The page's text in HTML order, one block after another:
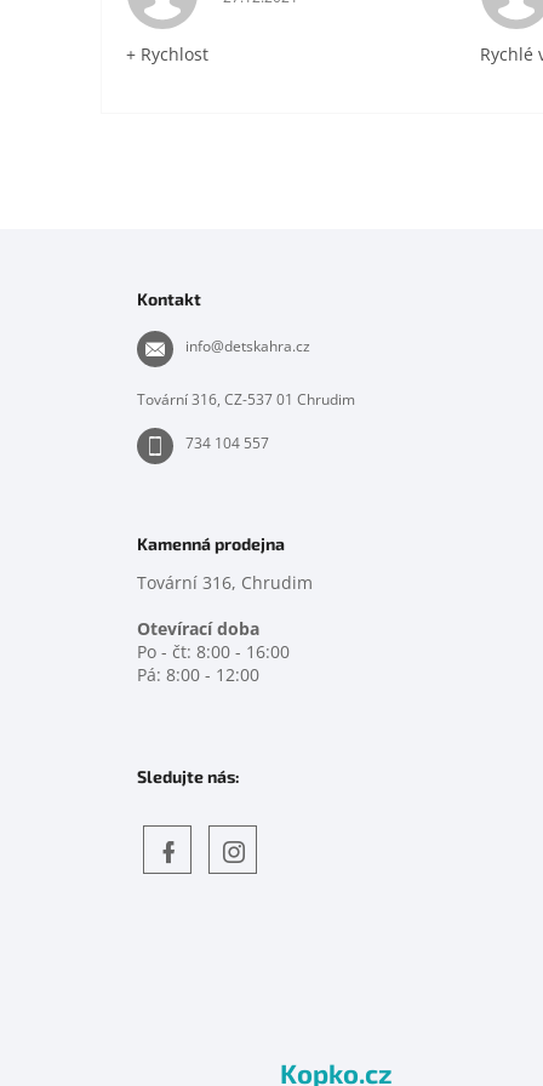
+ Rychlost Rychlé
Kontakt
info@detskahra.cz
Tovární 316, CZ-537 01 Chrudim
734 104 557
Kamenná prodejna
Tovární 316, Chrudim
Otevírací doba
Po - čt: 8:00 - 16:00
Pá: 8:00 - 12:00
Sledujte nás:
Kopko.cz